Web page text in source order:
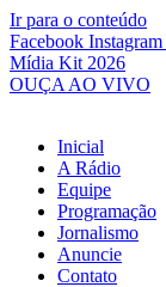
Ir para o conteúdo
Facebook Instagram
Mídia Kit 2026
OUÇA AO VIVO
Inicial
A Rádio
Equipe
Programação
Jornalismo
Anuncie
Contato